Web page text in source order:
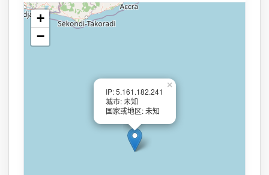
IP: 5.161.182.241
城市: 未知
国家或地区: 未知
×
+
−